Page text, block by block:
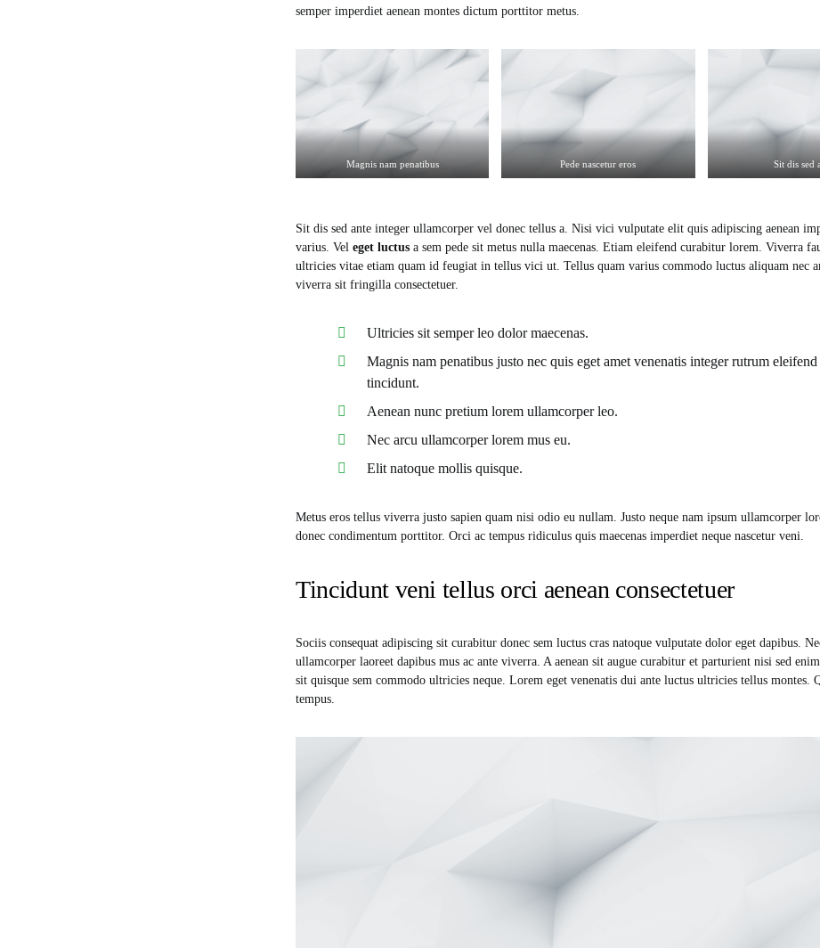
semper imperdiet aenean montes dictum porttitor metus.
Magnis nam penatibus Pede nascetur eros Sit dis sed
Sit dis sed ante integer ullamcorper vel donec tellus a. Nisi vici vulputate elit quis adipiscing aenean
varius. Vel eget luctus a sem pede sit metus nulla maecenas. Etiam eleifend curabitur lorem. Viverra
ultricies vitae etiam quam id feugiat in tellus vici ut. Tellus quam varius commodo luctus aliquam nec
viverra sit fringilla consectetuer.
Ultricies sit semper leo dolor maecenas.
Magnis nam penatibus justo nec quis eget amet venenatis integer rutrum
tincidunt.
Aenean nunc pretium lorem ullamcorper leo.
Nec arcu ullamcorper lorem mus eu.
Elit natoque mollis quisque.
Metus eros tellus viverra justo sapien quam nisi odio eu nullam. Justo neque nam ipsum ullamcorper
donec condimentum porttitor. Orci ac tempus ridiculus quis maecenas imperdiet neque nascetur veni.
Tincidunt veni tellus orci aenean consectetuer
Sociis consequat adipiscing sit curabitur donec sem luctus cras natoque vulputate dolor eget dapibus.
ullamcorper laoreet dapibus mus ac ante viverra. A aenean sit augue curabitur et parturient nisi sed
sit quisque sem commodo ultricies neque. Lorem eget venenatis dui ante luctus ultricies tellus montes.
tempus.